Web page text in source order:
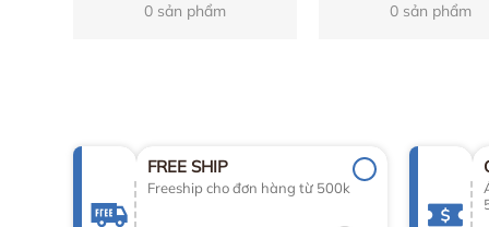
0 sản phẩm 0 sản phẩm
FREE SHIP
Freeship cho đơn hàng từ 500k